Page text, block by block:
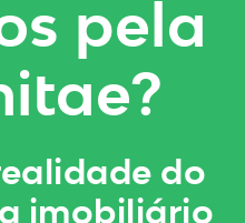
pela
do
imobiliário